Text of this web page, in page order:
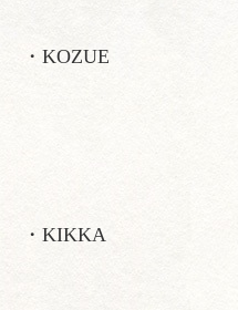
・KOZUE
・KIKKA